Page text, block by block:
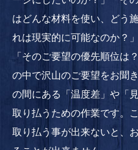
はどんな材料を使い、どう
れは現実的に可能なのか？
「そのご要望の優先順位は
の中で沢山のご要望をお聞
の間にある「温度差」や「
取り払うための作業です。
取り払う事が出来ないと、